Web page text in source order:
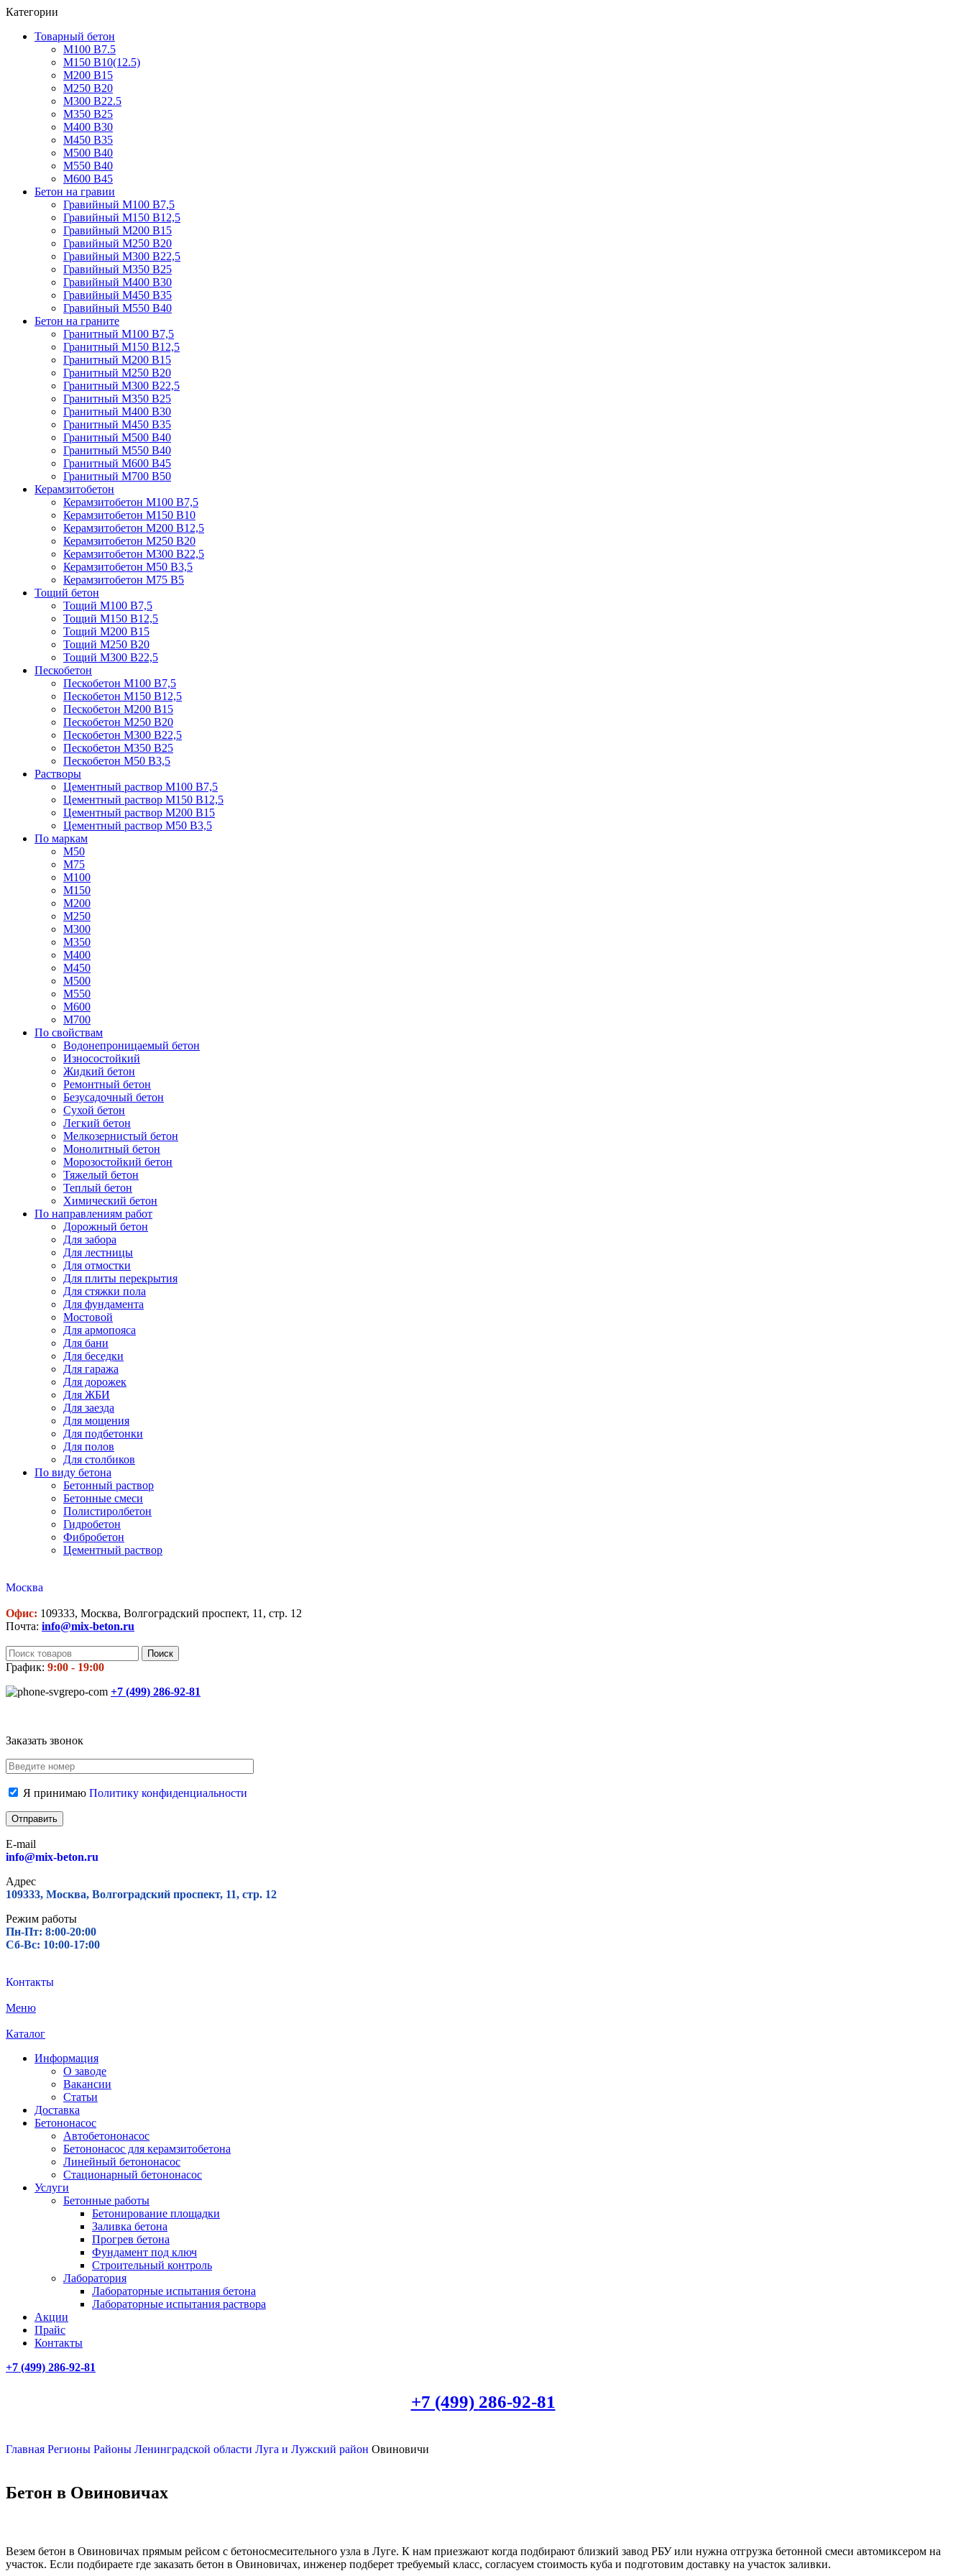
Категории
Товарный бетон
М100 В7.5
М150 В10(12.5)
М200 В15
М250 В20
М300 В22.5
М350 В25
М400 В30
М450 В35
М500 В40
М550 В40
М600 В45
Бетон на гравии
Гравийный М100 В7,5
Гравийный М150 В12,5
Гравийный М200 В15
Гравийный М250 В20
Гравийный М300 В22,5
Гравийный М350 В25
Гравийный М400 В30
Гравийный М450 В35
Гравийный М550 В40
Бетон на граните
Гранитный М100 В7,5
Гранитный М150 В12,5
Гранитный М200 В15
Гранитный М250 В20
Гранитный М300 В22,5
Гранитный М350 В25
Гранитный М400 В30
Гранитный М450 В35
Гранитный М500 В40
Гранитный М550 В40
Гранитный М600 В45
Гранитный М700 В50
Керамзитобетон
Керамзитобетон М100 В7,5
Керамзитобетон М150 В10
Керамзитобетон М200 В12,5
Керамзитобетон М250 В20
Керамзитобетон М300 В22,5
Керамзитобетон М50 В3,5
Керамзитобетон М75 В5
Тощий бетон
Тощий М100 В7,5
Тощий М150 В12,5
Тощий М200 В15
Тощий М250 В20
Тощий М300 В22,5
Пескобетон
Пескобетон М100 В7,5
Пескобетон М150 В12,5
Пескобетон М200 В15
Пескобетон М250 В20
Пескобетон М300 В22,5
Пескобетон М350 В25
Пескобетон М50 В3,5
Растворы
Цементный раствор М100 В7,5
Цементный раствор М150 В12,5
Цементный раствор М200 В15
Цементный раствор М50 В3,5
По маркам
М50
М75
М100
М150
М200
М250
М300
М350
М400
М450
М500
М550
М600
М700
По свойствам
Водонепроницаемый бетон
Износостойкий
Жидкий бетон
Ремонтный бетон
Безусадочный бетон
Сухой бетон
Легкий бетон
Мелкозернистый бетон
Монолитный бетон
Морозостойкий бетон
Тяжелый бетон
Теплый бетон
Химический бетон
По направлениям работ
Дорожный бетон
Для забора
Для лестницы
Для отмостки
Для плиты перекрытия
Для стяжки пола
Для фундамента
Мостовой
Для армопояса
Для бани
Для беседки
Для гаража
Для дорожек
Для ЖБИ
Для заезда
Для мощения
Для подбетонки
Для полов
Для столбиков
По виду бетона
Бетонный раствор
Бетонные смеси
Полистиролбетон
Гидробетон
Фибробетон
Цементный раствор
Москва
Офис: 109333, Москва, Волгоградский проспект, 11, стр. 12
Почта: info@mix-beton.ru
Поиск
График: 9:00 - 19:00
+7 (499) 286-92-81
Заказать звонок
Я принимаю Политику конфиденциальности
E-mail
info@mix-beton.ru
Адрес
109333, Москва, Волгоградский проспект, 11, стр. 12
Режим работы
Пн-Пт: 8:00-20:00
Сб-Вс: 10:00-17:00
Контакты
Меню
Каталог
Информация
О заводе
Вакансии
Статьи
Доставка
Бетононасос
Автобетононасос
Бетононасос для керамзитобетона
Линейный бетононасос
Стационарный бетононасос
Услуги
Бетонные работы
Бетонирование площадки
Заливка бетона
Прогрев бетона
Фундамент под ключ
Строительный контроль
Лаборатория
Лабораторные испытания бетона
Лабораторные испытания раствора
Акции
Прайс
Контакты
+7 (499) 286-92-81
+7 (499) 286-92-81
Главная Регионы Районы Ленинградской области Луга и Лужский район Овиновичи
Бетон в Овиновичах
Везем бетон в Овиновичах прямым рейсом с бетоносмесительного узла в Луге. К нам приезжают когда подбирают близкий завод РБУ или нужна отгрузка бетонной смеси автомиксером на
участок. Если подбираете где заказать бетон в Овиновичах, инженер подберет требуемый класс, согласуем стоимость куба и подготовим доставку на участок заливки.